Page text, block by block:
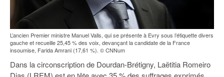
L’ancien Premier ministre Manuel Valls, qui se présente à Evry sous l’étiquette divers
gauche et recueille 25,45 % des voix, devançant la candidate de la France
insoumise, Farida Amrani (17,61 %). © CNNum
Dans la circonscription de Dourdan-Brétigny, Laëtitia Romeiro